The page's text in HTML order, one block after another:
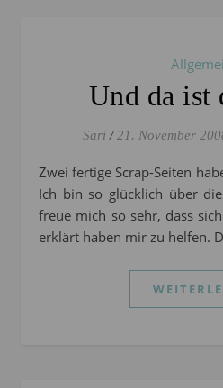
Und da ist
Sari / 21. November
Zwei fertige Scrap-Seiten haben mich schon erreicht.
Ich bin so glücklich über
freue mich so sehr, dass
erklärt haben mir zu helfen.